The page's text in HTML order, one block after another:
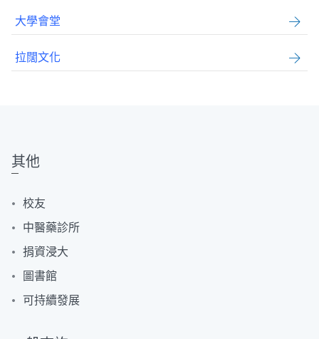
大學會堂
拉闊文化
其他
校友
中醫藥診所
捐資浸大
圖書館
可持續發展